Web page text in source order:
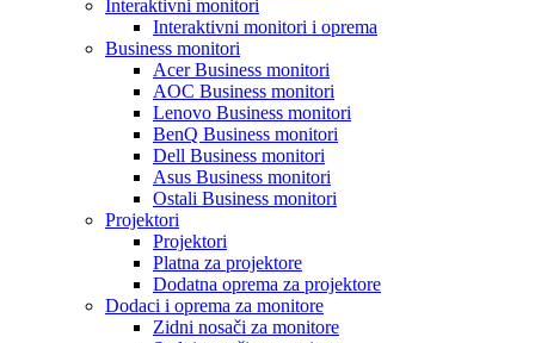
Interaktivni monitori
Interaktivni monitori i oprema
Business monitori
Acer Business monitori
AOC Business monitori
Lenovo Business monitori
BenQ Business monitori
Dell Business monitori
Asus Business monitori
Ostali Business monitori
Projektori
Projektori
Platna za projektore
Dodatna oprema za projektore
Dodaci i oprema za monitore
Zidni nosači za monitore